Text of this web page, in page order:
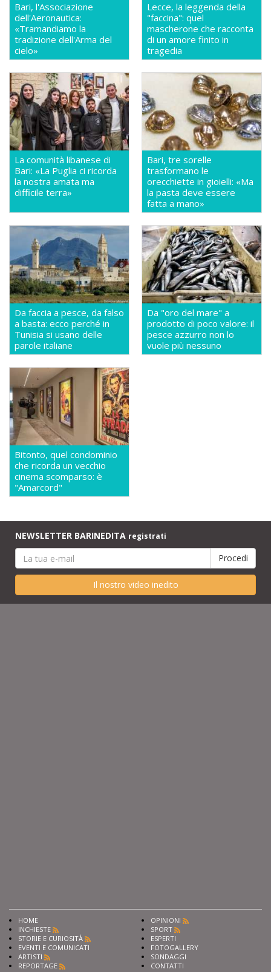
Bari, l'Associazione
dell'Aeronautica:
«Tramandiamo la
tradizione dell'Arma del
cielo»
Lecce, la leggenda della
"faccina": quel
mascherone che racconta
di un amore finito in
tragedia
La comunità libanese di
Bari: «La Puglia ci ricorda
la nostra amata ma
difficile terra»
Bari, tre sorelle
trasformano le
orecchiette in gioielli: «Ma
la pasta deve essere
fatta a mano»
Da faccia a pesce, da falso
a basta: ecco perché in
Tunisia si usano delle
parole italiane
Da "oro del mare" a
prodotto di poco valore: il
pesce azzurro non lo
vuole più nessuno
Bitonto, quel condominio
che ricorda un vecchio
cinema scomparso: è
"Amarcord"
NEWSLETTER BARINEDITA registrati
Il nostro video inedito
HOME
INCHIESTE
STORIE E CURIOSITÀ
EVENTI E COMUNICATI
ARTISTI
REPORTAGE
OPINIONI
SPORT
ESPERTI
FOTOGALLERY
SONDAGGI
CONTATTI